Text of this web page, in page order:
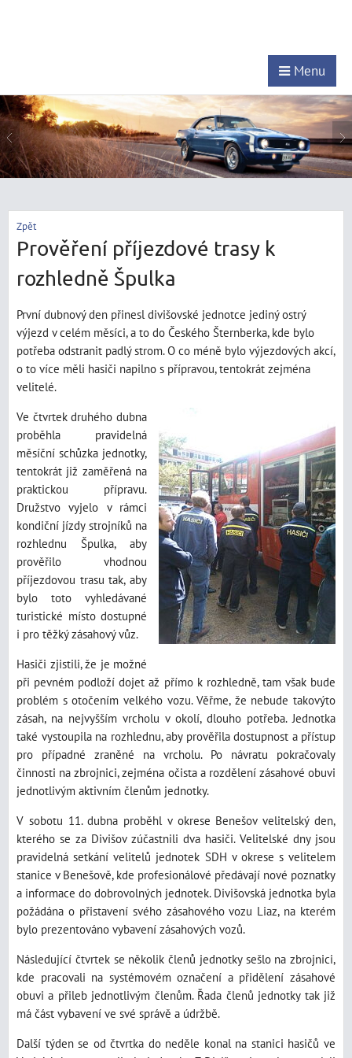
Menu
Zpět
Prověření příjezdové trasy k
rozhledně Špulka
První dubnový den přinesl divišovské jednotce jediný ostrý
výjezd v celém měsíci, a to do Českého Šternberka, kde bylo
potřeba odstranit padlý strom. O co méně bylo výjezdových akcí,
o to více měli hasiči napilno s přípravou, tentokrát zejména
velitelé.
Ve čtvrtek druhého dubna
proběhla pravidelná
měsíční schůzka jednotky,
tentokrát již zaměřená na
praktickou přípravu.
Družstvo vyjelo v rámci
kondiční jízdy strojníků na
rozhlednu Špulka, aby
prověřilo vhodnou
příjezdovou trasu tak, aby
bylo toto vyhledávané
turistické místo dostupné
i pro těžký zásahový vůz.
Hasiči zjistili, že je možné
při pevném podloží dojet až přímo k rozhledně, tam však bude
problém s otočením velkého vozu. Věřme, že nebude takovýto
zásah, na nejvyšším vrcholu v okolí, dlouho potřeba. Jednotka
také vystoupila na rozhlednu, aby prověřila dostupnost a přístup
pro případné zraněné na vrcholu. Po návratu pokračovaly
činnosti na zbrojnici, zejména očista a rozdělení zásahové obuvi
jednotlivým aktivním členům jednotky.
V sobotu 11. dubna proběhl v okrese Benešov velitelský den,
kterého se za Divišov zúčastnili dva hasiči. Velitelské dny jsou
pravidelná setkání velitelů jednotek SDH v okrese s velitelem
stanice v Benešově, kde profesionálové předávají nové poznatky
a informace do dobrovolných jednotek. Divišovská jednotka byla
požádána o přistavení svého zásahového vozu Liaz, na kterém
bylo prezentováno vybavení zásahových vozů.
Následující čtvrtek se několik členů jednotky sešlo na zbrojnici,
kde pracovali na systémovém označení a přidělení zásahové
obuvi a přileb jednotlivým členům. Řada členů jednotky tak již
má část vybavení ve své správě a údržbě.
Další týden se od čtvrtka do neděle konal na stanici hasičů ve